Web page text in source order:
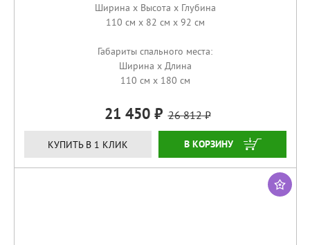
Ширина x Высота x Глубина
110 см x 82 см x 92 см
Габариты спального места:
Ширина x Длина
110 см x 180 см
21 450 26 812
КУПИТЬ В 1 КЛИК КУПИТЬ